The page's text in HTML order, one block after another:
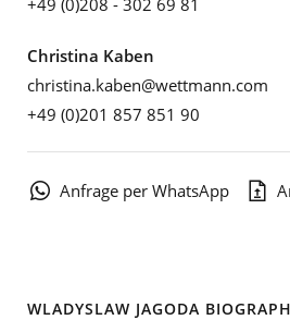
+49 (0)208 - 302 69 81
Christina Kaben
christina.kaben@wettmann.com
+49 (0)201 857 851 90
Anfrage per WhatsApp
WLADYSLAW JAGODA